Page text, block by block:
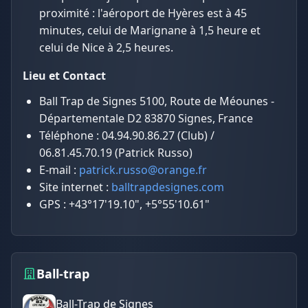
proximité : l'aéroport de Hyères est à 45
minutes, celui de Marignane à 1,5 heure et
celui de Nice à 2,5 heures.
Lieu et Contact
Ball Trap de Signes 5100, Route de Méounes -
Départementale D2 83870 Signes, France
Téléphone : 04.94.90.86.27 (Club) /
06.81.45.70.19 (Patrick Russo)
E-mail : patrick.russo@orange.fr
Site internet : balltrapdesignes.com
GPS : +43°17'19.10", +5°55'10.61"
Ball-trap
Ball-Trap de Signes